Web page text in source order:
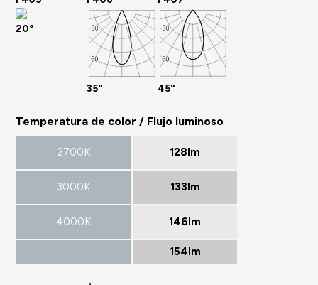
20°
35° 45°
Temperatura de color / Flujo luminoso
2700K 128lm
3000K 133lm
4000K 146lm
154lm